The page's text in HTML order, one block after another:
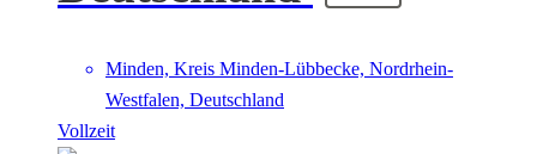
Minden, Kreis Minden-Lübbecke, Nordrhein-
Westfalen, Deutschland
Vollzeit